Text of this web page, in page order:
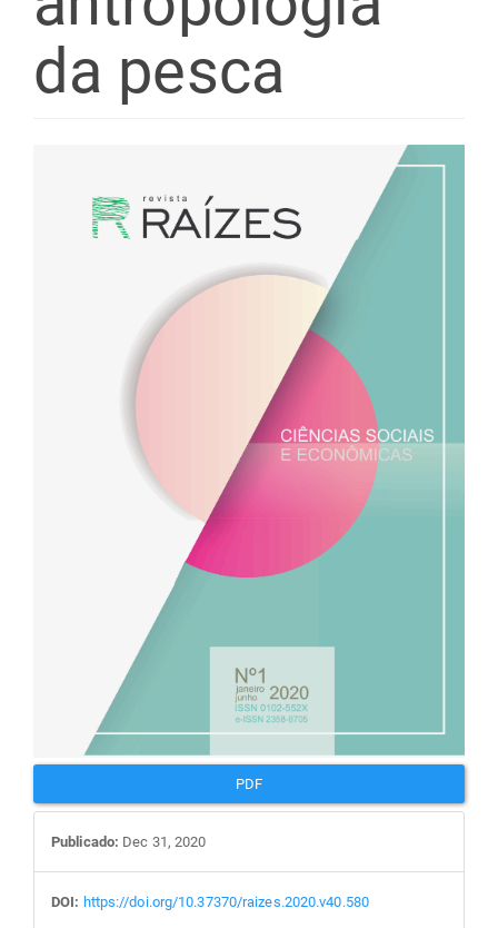
da pesca
lateral
artigos
PDF
Publicado: Dec 31, 2020
DOI: https://doi.org/10.37370/raizes.2020.v40.580